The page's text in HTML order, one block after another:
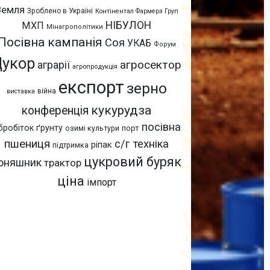
Зроблено в Україні Контінентал Фармерз Груп
МХП Мінагрополітики НІБУЛОН
кампанія Соя УКАБ Форум
аграрії агропродукція агросектор
виставка війна експорт зерно
конференція кукурудза
ґрунту озимі культури порт посівна
пшениця підтримка ріпак с/г техніка
трактор цукровий буряк
ціна імпорт